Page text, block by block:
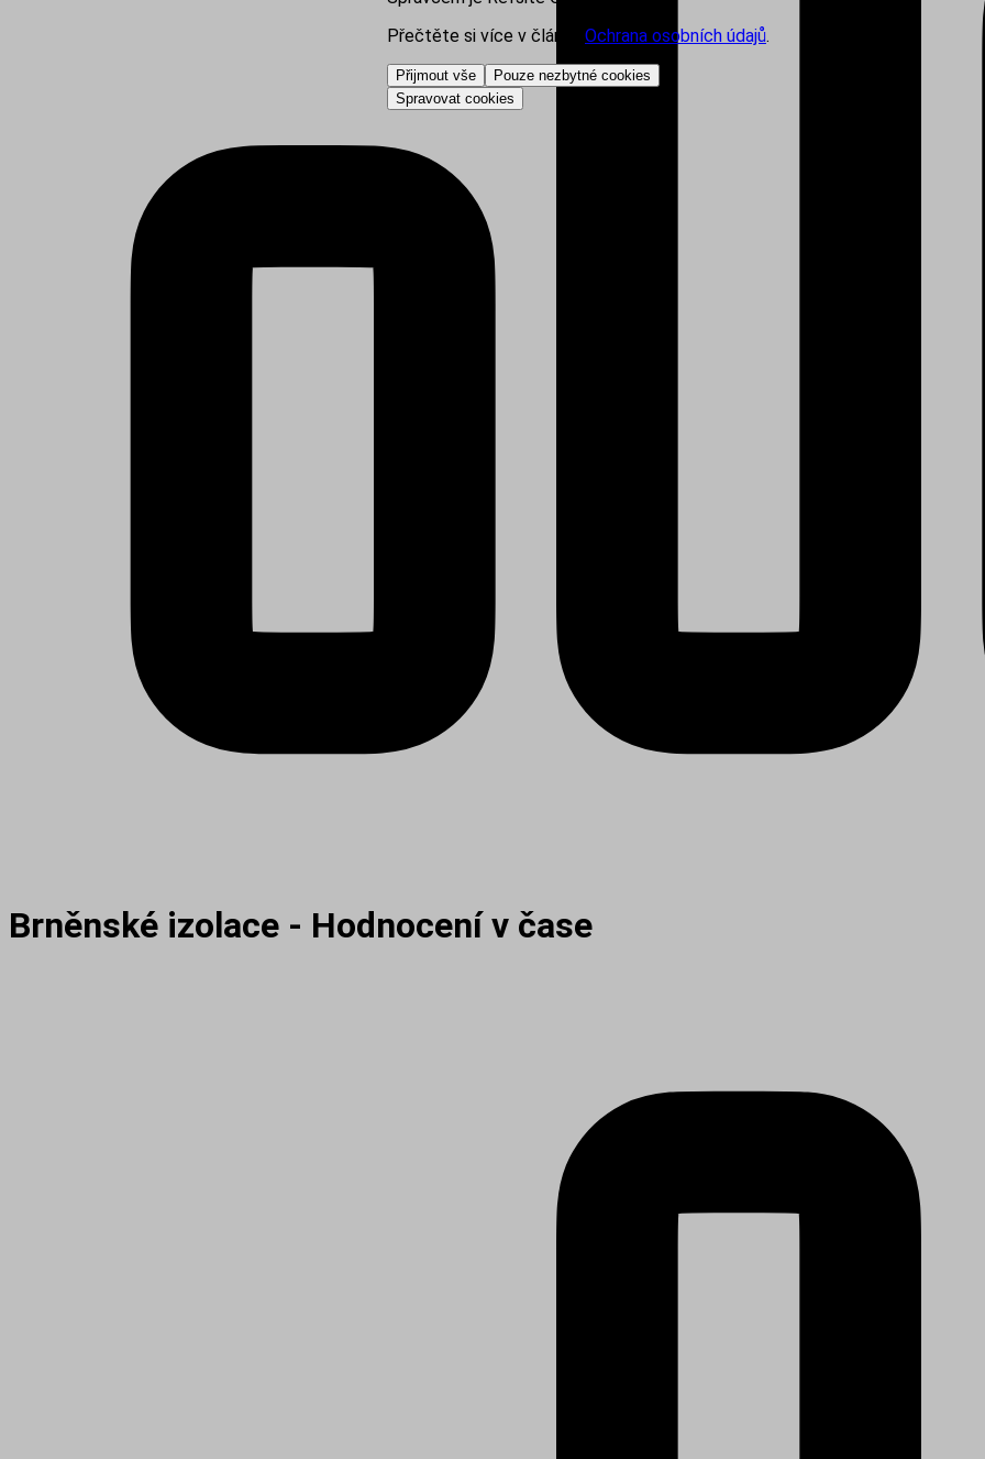
Brněnské izolace - Hodnocení v čase
Přečtěte si více v článku
Ochrana osobních údajů.
Přijmout vše
Pouze nezbytné cookies
Spravovat cookies